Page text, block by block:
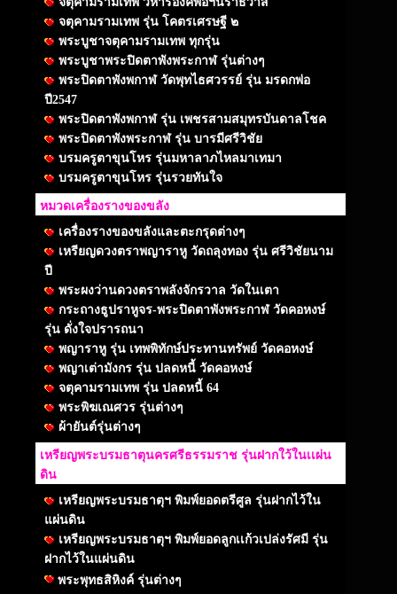
จตุคามรามเทพ รุ่น โคตรเศรษฐี ๒
พระบูชาจตุคามรามเทพ ทุกรุ่น
พระบูชาพระปิดตาพังพระกาฬ รุ่นต่างๆ
พระปิดตาพังพกาฬ วัดพุทไธศวรรย์ รุ่น มรดกพ่อ
ปี2547
พระปิดตาพังพกาฬ รุ่น เพชรสามสมุทรบันดาลโชค
พระปิดตาพังพระกาฬ รุ่น บารมีศรีวิชัย
บรมครูตาขุนโหร รุ่นมหาลาภไหลมาเทมา
บรมครูตาขุนโหร รุ่นรวยทันใจ
หมวดเครื่องรางของขลัง
เครื่องรางของขลังและตะกรุดต่างๆ
เหรียญดวงตราพญาราหู วัดถลุงทอง รุ่น ศรีวิชัยนาม
ปี
พระผงว่านดวงตราพลังจักรวาล วัดในเตา
กระถางธูปราหูจร-พระปิดตาพังพระกาฬ วัดคอหงษ์
รุ่น ดั่งใจปรารถนา
พญาราหู รุ่น เทพพิทักษ์ประทานทรัพย์ วัดคอหงษ์
พญาเต่ามังกร รุ่น ปลดหนี้ วัดคอหงษ์
จตุคามรามเทพ รุ่น ปลดหนี้ 64
พระพิฆเณศวร รุ่นต่างๆ
ผ้ายันต์รุ่นต่างๆ
เหรียญพระบรมธาตุนครศรีธรรมราช รุ่นฝากใว้ในเเผ่น
ดิน
เหรียญพระบรมธาตุฯ พิมพ์ยอดตรีศูล รุ่นฝากไว้ใน
แผ่นดิน
เหรียญพระบรมธาตุฯ พิมพ์ยอดลูกเเก้วเปล่งรัศมี รุ่น
ฝากไว้ในแผ่นดิน
พระพุทธสิหิงค์ รุ่นต่างๆ